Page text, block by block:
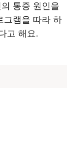
통증 원인을
그램을 따라 하
고 해요.